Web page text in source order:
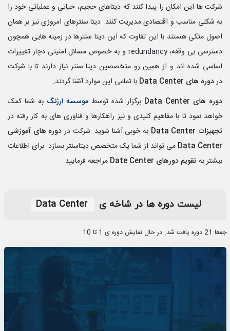
شرکت ها این امکان را پیدا کنند که دیتاهای حجیم، حیاتی و عملیاتی خود را
به شکلی مناسب و اقتصادی مدیریت کنند. دیتا سنترهای امروزی نیز بر همان
اصول متکی هستند با این تفاوت که این دیتا سنترها در زمینه هایی همچون
دسترسی بی وقفه،redundancy و به خصوص مسائل امنیتی دچار تغییرات
اساسی شده اند و از همین رو متخصصین دیتا سنتر نیاز دارند تا با شرکت
دردوره های Data Center ​با تمامی این موارد آشنا گردند.
دوره های Data Center برگزار شده توسط موسسه ارژنگ به شما کمک
خواهد نمود تا با مفاهیم کلیدی و نیز راهکارها و فناوری های به کار رفته در
تجهیزات Data Center به خوبی آشنا شوید. شرکت دردوره های آموزشی
Data Center می تواند از شما یک متخصص دیتاسنتر بسازد. برای اطلاعات
بیشتر به تقویم دورهای Date Center مراجعه فرمایید.
لیست دوره‎ ها در شاخه‌ ی Data Center
جمعا 21 دوره یافت شد. در حال نمایش دوره ی 1 تا 10